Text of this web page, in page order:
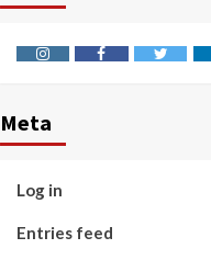
InstagramFacebookTwitter
Meta
Log in
Entries feed